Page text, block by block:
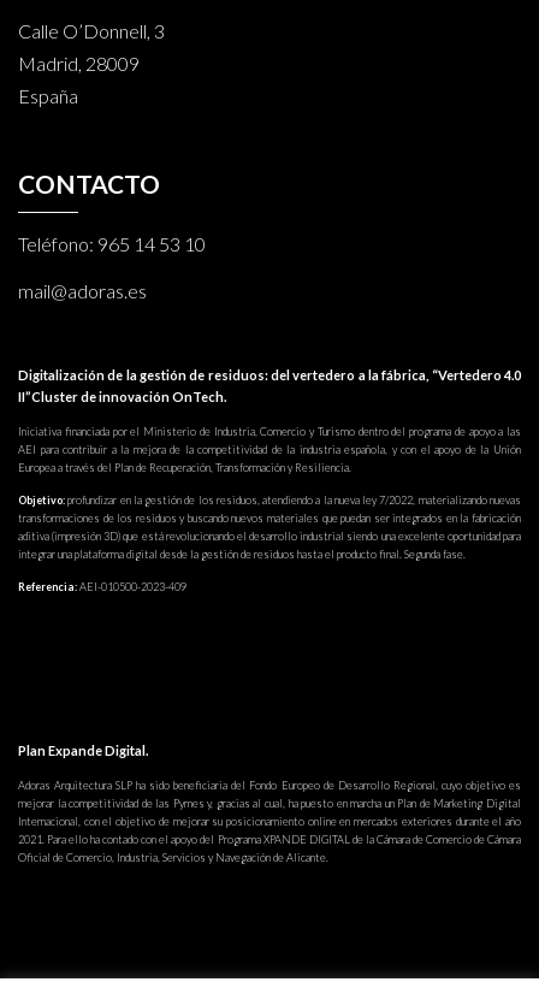
Calle O’Donnell, 3
Madrid, 28009
España
CONTACTO
Teléfono: 965 14 53 10
mail@adoras.es
Digitalización de la gestión de residuos: del vertedero a la fábrica, “Vertedero 4.0
II”Cluster de innovación OnTech.
Iniciativa financiada por el Ministerio de Industria, Comercio y Turismo dentro del programa de apoyo a las
AEI para contribuir a la mejora de la competitividad de la industria española, y con el apoyo de la Unión
Europea a través del Plan de Recuperación, Transformación y Resiliencia.
Objetivo:profundizar en la gestión de los residuos, atendiendo a la nueva ley 7/2022, materializando nuevas
transformaciones de los residuos y buscando nuevos materiales que puedan ser integrados en la fabricación
aditiva (impresión 3D) que está revolucionando el desarrollo industrial siendo una excelente oportunidad para
integrar una plataforma digital desde la gestión de residuos hasta el producto final. Segunda fase.
Referencia:AEI-010500-2023-409
Plan Expande Digital.
Adoras Arquitectura SLP ha sido beneficiaria del Fondo Europeo de Desarrollo Regional, cuyo objetivo es
mejorar la competitividad de las Pymes y, gracias al cual, ha puesto en marcha un Plan de Marketing Digital
Internacional, con el objetivo de mejorar su posicionamiento online en mercados exteriores durante el año
2021. Para ello ha contado con el apoyo del Programa XPANDE DIGITAL de la Cámara de Comercio de Cámara
Oficial de Comercio, Industria, Servicios y Navegación de Alicante.